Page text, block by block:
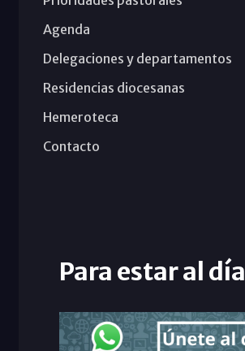
Agenda
Delegaciones y departamentos
Residencias diocesanas
Hemeroteca
Contacto
Para estar al día